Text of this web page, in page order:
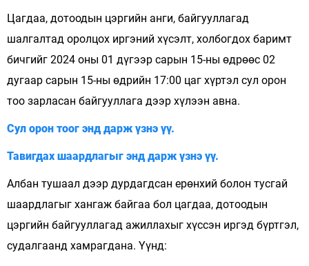
Цагдаа, дотоодын цэргийн анги, байгууллагад
шалгалтад оролцох иргэний хүсэлт, холбогдох баримт
бичгийг 2024 оны 01 дүгээр сарын 15-ны өдрөөс 02
дугаар сарын 15-ны өдрийн 17:00 цаг хүртэл сул орон
тоо зарласан байгууллага дээр хүлээн авна.
Сул орон тоог энд дарж үзнэ үү.
Тавигдах шаардлагыг энд дарж үзнэ үү.
Албан тушаал дээр дурдагдсан ерөнхий болон тусгай
шаардлагыг хангаж байгаа бол цагдаа, дотоодын
цэргийн байгууллагад ажиллахыг хүссэн иргэд бүртгэл,
судалгаанд хамрагдана. Үүнд: